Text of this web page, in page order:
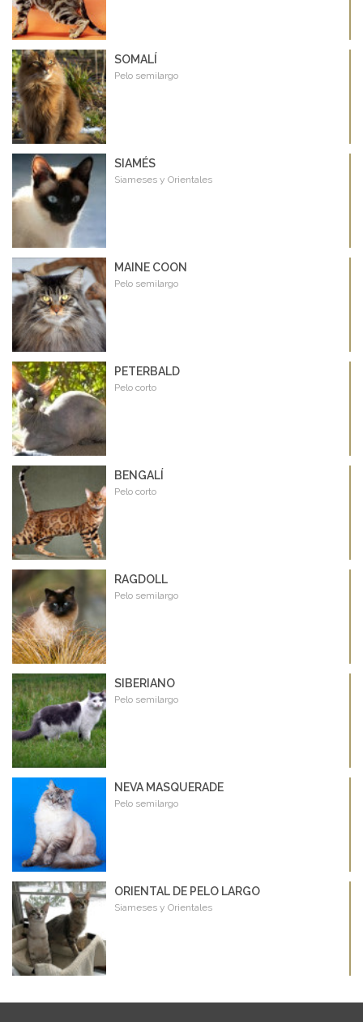
SOMALÍ
Pelo semilargo
SIAMÉS
Siameses y Orientales
MAINE COON
Pelo semilargo
PETERBALD
Pelo corto
BENGALÍ
Pelo corto
RAGDOLL
Pelo semilargo
SIBERIANO
Pelo semilargo
NEVA MASQUERADE
Pelo semilargo
ORIENTAL DE PELO LARGO
Siameses y Orientales